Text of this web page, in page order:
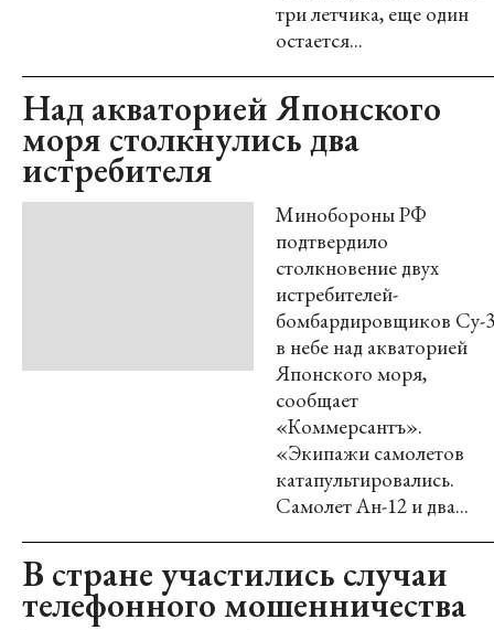
три летчика, еще один
остается...
Над акваторией Японского
моря столкнулись два
истребителя
Минобороны РФ
подтвердило
столкновение двух
истребителей-
бомбардировщиков Су-
в небе над акваторией
Японского моря,
сообщает
«Коммерсантъ».
«Экипажи самолетов
катапультировались.
Самолет Ан-12 и два...
В стране участились случаи
телефонного мошенничества